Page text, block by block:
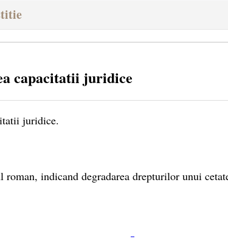
capacitatii juridice
juridice.
roman, indicand degradarea drepturilor unui